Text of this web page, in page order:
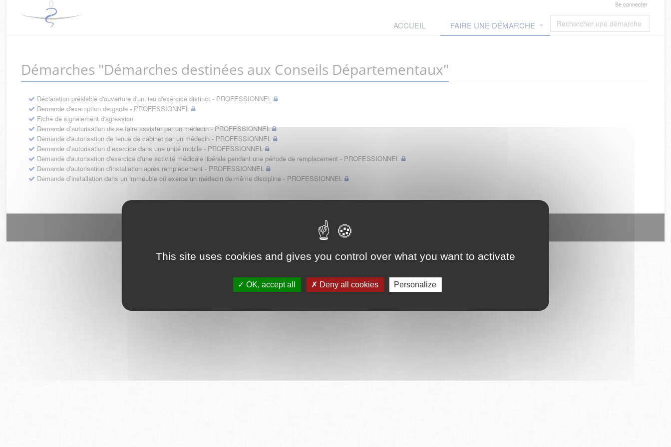
This site uses cookies and gives you control over what you want to activate
OK, accept all Deny all cookies Personalize
Se connecter
ACCUEIL FAIRE UNE DÉMARCHE
Démarches "Démarches destinées aux Conseils Départementaux"
Déclaration préalable d'ouverture d'un lieu d'exercice distinct - PROFESSIONNEL
Demande d'exemption de garde - PROFESSIONNEL
Fiche de signalement d'agression
Demande d’autorisation de se faire assister par un médecin - PROFESSIONNEL
Demande d'autorisation de tenue de cabinet par un médecin - PROFESSIONNEL
Demande d’autorisation d’exercice dans une unité mobile - PROFESSIONNEL
Demande d'autorisation d'exercice d'une activité médicale libérale pendant une période de remplacement - PROFESSIONNEL
Demande d'autorisation d'installation après remplacement - PROFESSIONNEL
Demande d’installation dans un immeuble où exerce un médecin de même discipline - PROFESSIONNEL
CGU Plan du site